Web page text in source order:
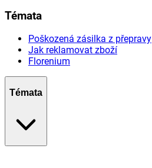
Témata
Poškozená zásilka z přepravy
Jak reklamovat zboží
Florenium
Témata